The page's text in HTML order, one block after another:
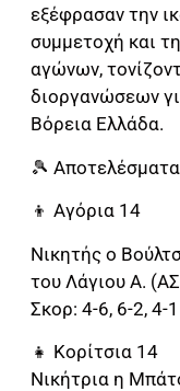
εξέφρασαν την
συμμετοχή και
αγώνων,
διοργανώσεων
Βόρεια Ελλάδα.
🎾
👦 Αγόρια 14
Νικητής ο
του Λάγιου Α.
Σκορ: 4-6, 6-2, 4-
👧 Κορίτσια 14
Νικήτρια η